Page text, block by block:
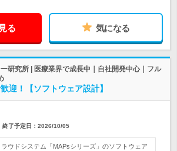
る 気になる
研究所 | 医療業界で成長中｜自社開発中心｜フル
迎！【ソフトウェア設計】
終了予定日： 2026/10/05
ウドシステム「MAPsシリーズ」のソフトウェア